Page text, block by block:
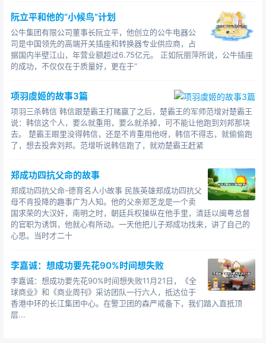
金像滚雪球一样越滚越大。包玉刚在汇丰银行的地位也稳
步上升，后来竞成为汇丰银行的副董事长！ 而日本船
厂呢，也同样更加信任包玉刚，常常是要包玉刚“先把船开
走，慢慢付款！” 在包玉刚的精心经营下，环球公司的
船队迅速壮大，1980年达到巅峰，船数达到200多艘，总
用的标题是《比奥纳西斯和尼亚科斯都大??香港包爵
士》。第二年，包玉刚的船队总吨位达到2100万吨，比美
国和苏联的国家所属船队的总吨位还要大，成了名副其实
的“世界船王”！ 包玉刚虽然成为世界船王，但他也看
地淘汰了。所以从70年代初开始，他就开始“登陆”，将赚
得的部分财产投资于越来越红火的房地产业，兼营酒店和
交通运输。为了在陆上也能取得海上那样辉煌的成就，他
和香港首富李嘉诚一起，和英国资本集团展开了一场惊心
动魄的斗争。 英国资本集团和华人资本集团一直是香
殖民地，英国资本集团垄断了许多行业，华人资本长期处
于劣势。然而自20世纪60年代香港经济起飞开始，华人资
本渐渐壮大，李嘉诚等人早已跃跃欲试，要与英国资本集
团一争天下。李嘉诚先是悄悄地收买英国怡和集团所控制
的九龙仓的股票，已经掌握了其中的18％。但是这时，李
阮立平和他的“小候鸟”计划
公牛集团有限公司董事长阮立平，他创立的公牛电器公
司是中国领先的高端开关插座和转换器专业供应商，占
据国内半壁江山，年营业额超过6.75亿元。 正如阮丽萍所说，公牛插座
的成功，不仅仅在于质量好，更在于“
项羽虞姬的故事3篇
项羽三杀韩信 韩信跟楚霸王打赌赢了之后，楚霸王的军师范增对楚霸王
说：韩信这个人，要么就重用，要么就杀掉，可不能让他跑到刘邦那块
去。 楚霸王眼里没得韩信，还是不肯重用他呀，韩信不得志，就偷偷跑
了，想去投奔刘邦。范增听说韩信跑了，就劝楚霸王赶紧
郑成功四抗父命的故事
郑成功四抗父命-德育名人小故事 民族英雄郑成功四抗父
母不肯投降的趣事广为人知。他的父亲郑芝龙是一个卖
国求荣的大汉奸，南明之时，朝廷兵权操纵在他手里，清廷以闽粤总督
的官职为诱饵，他就心有所动。一天他把儿子郑成功找来，讲了自己的
心思。当时才二十
李嘉诚：想成功要先花90%时间想失败
李嘉诚：想成功要先花90%时间想失败11月21日，《全
球商业》和《商业周刊》采访团队一行六人，抵达位于
香港中环的长江集团中心。在警卫团的森严戒备下，我们踏入直抵顶
层...